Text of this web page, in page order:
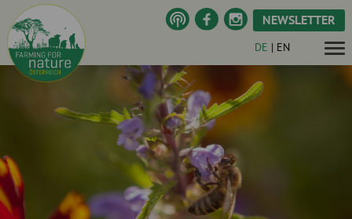
NEWSLETTER
DE | EN